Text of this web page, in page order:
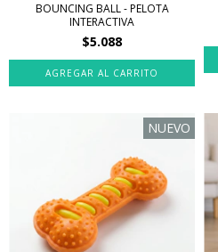
BOUNCING BALL - PELOTA
INTERACTIVA
$5.088
NUEVO